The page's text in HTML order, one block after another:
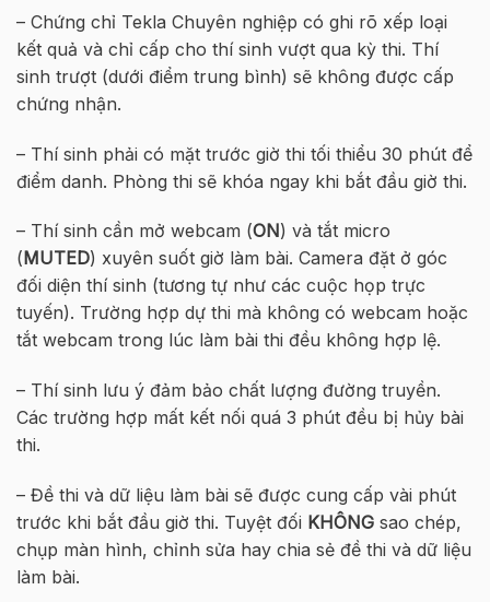
– Chứng chỉ Tekla Chuyên nghiệp có ghi rõ xếp loại
kết quả và chỉ cấp cho thí sinh vượt qua kỳ thi. Thí
sinh trượt (dưới điểm trung bình) sẽ không được cấp
chứng nhận.
– Thí sinh phải có mặt trước giờ thi tối thiểu 30 phút để
điểm danh. Phòng thi sẽ khóa ngay khi bắt đầu giờ thi.
– Thí sinh cần mở webcam (ON) và tắt micro
(MUTED) xuyên suốt giờ làm bài. Camera đặt ở góc
đối diện thí sinh (tương tự như các cuộc họp trực
tuyến). Trường hợp dự thi mà không có webcam hoặc
tắt webcam trong lúc làm bài thi đều không hợp lệ.
– Thí sinh lưu ý đảm bảo chất lượng đường truyền.
Các trường hợp mất kết nối quá 3 phút đều bị hủy bài
thi.
– Đề thi và dữ liệu làm bài sẽ được cung cấp vài phút
trước khi bắt đầu giờ thi. Tuyệt đối KHÔNG sao chép,
chụp màn hình, chỉnh sửa hay chia sẻ đề thi và dữ liệu
làm bài.